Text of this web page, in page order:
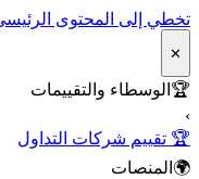
تخطي إلى المحتوى الرئيسي
✕
🏆الوسطاء والتقييمات
🏆 تقييم شركات التداول
🌍المنصات